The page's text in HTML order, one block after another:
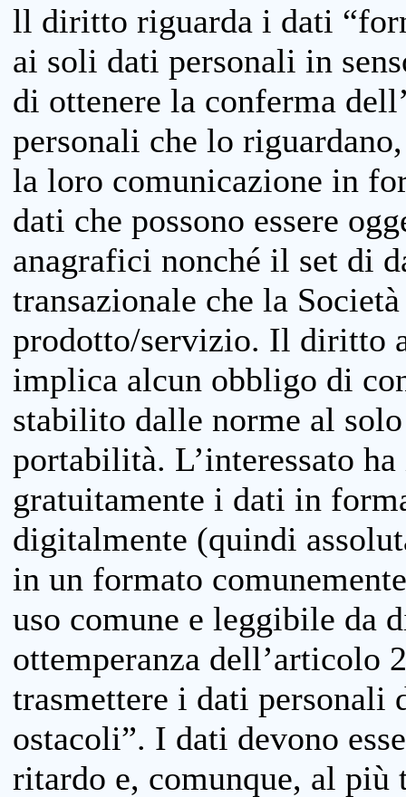
ll diritto riguarda i dati
ai soli dati personali in
di ottenere la conferma
personali che lo
la loro comunicazione in
dati che possono essere
anagrafici nonché il set di
transazionale che la
prodotto/servizio. Il diritto
implica alcun obbligo di
stabilito dalle norme al
portabilità. L’interessato
gratuitamente i dati in
digitalmente (quindi
in un formato
uso comune e leggibile da
ottemperanza dell’articolo
trasmettere i dati personali
ostacoli”. I dati devono
ritardo e, comunque, al più